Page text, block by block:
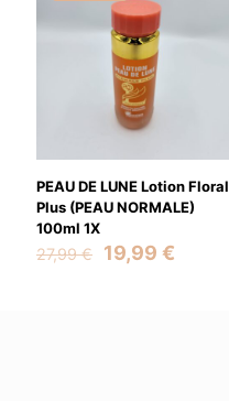
PEAU DE LUNE Lotion Floral
Plus (PEAU NORMALE)
100ml 1X
27,99€
Original
19,99 €